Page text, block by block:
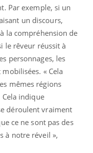
Par exemple, si un
un discours,
la compréhension de
le rêveur réussit à
personnages, les
« Cela
mêmes régions
indique
déroulent vraiment
ce ne sont pas des
à notre réveil »,